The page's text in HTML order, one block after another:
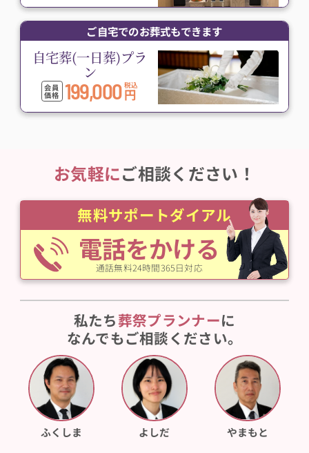
ご自宅でのお葬式もできます
自宅葬(一日葬)プラ
ン
会員
価格 199,000 税込
円
お気軽にご相談ください！
無料サポートダイアル
電話をかける
通話無料24時間365日対応
私たち葬祭プランナーに
なんでもご相談ください。
ふくしま よしだ やまもと